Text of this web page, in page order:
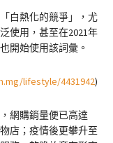
白熱化的競爭」，尤
使用，甚至在2021年
開始使用該詞彙。
lifestyle/4431942)
網購銷量便已高達
店；疫情後更攀升至